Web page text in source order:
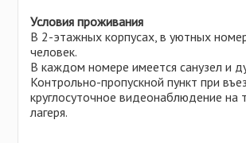
Эстония
Условия проживания
В 2-этажных корпусах, в уютных
человек.
В каждом номере имеется санузел и
Контрольно-пропускной пункт при
круглосуточное видеонаблюдение на
лагеря.